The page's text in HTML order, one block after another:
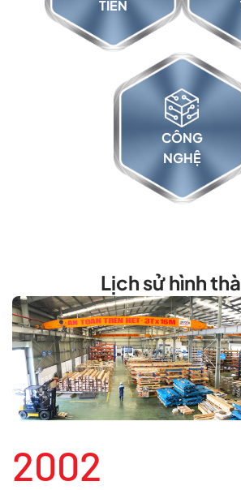
PHAM QUOC HUNG
Chủ tịch HĐQT Oristar Corp
TIẾN
CÔNG
NGHỆ
Lịch sử hình
2002